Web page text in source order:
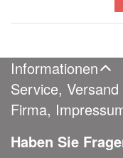
Informationen
Service,
Firma,
Haben Sie